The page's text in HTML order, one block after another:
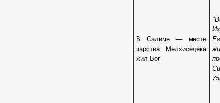
В Салиме — месте
царства Мелхиседека
жил Бог